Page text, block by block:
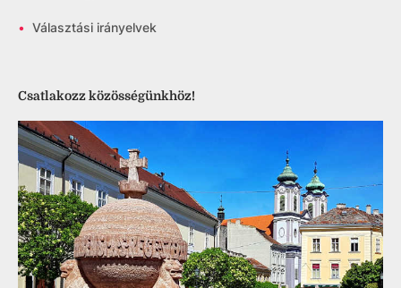
• Választási irányelvek
Csatlakozz közösségünkhöz!